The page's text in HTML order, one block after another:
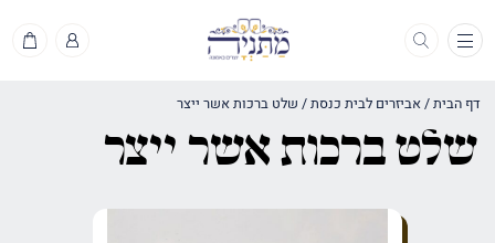
תפריט
דף הבית/אביזרים לבית כנסת/ שלט ברכות אשר ייצר
שלט ברכות אשר ייצר